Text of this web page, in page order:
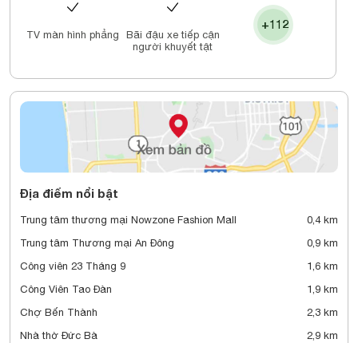
TV màn hình phẳng
Bãi đậu xe tiếp cận
người khuyết tật
+112
Địa điểm nổi bật
Trung tâm thương mại Nowzone Fashion Mall
0,4 km
Trung tâm Thương mại An Đông
0,9 km
Công viên 23 Tháng 9
1,6 km
Công Viên Tao Đàn
1,9 km
Chợ Bến Thành
2,3 km
Nhà thờ Đức Bà
2,9 km